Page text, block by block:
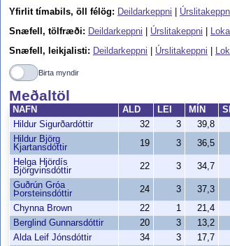
Yfirlit tímabils, öll félög: Deildarkeppni
Snæfell, tölfræði: Deildarkeppni Úrslitakeppni
Snæfell, leikjalisti: Deildarkeppni Úrslitakeppni
Birta myndir
Meðaltöl
NAFN ALD LEI MÍN
Hildur Sigurðardóttir
32 3 39,8
Hildur Björg
Kjartansdóttir
19 3 36,5
Helga Hjördís
Björgvinsdóttir
22 3 34,7
Guðrún Gróa
Þorsteinsdóttir
24 3 37,3
Chynna Brown
22 1 21,4
Berglind Gunnarsdóttir
20 3 13,2
Alda Leif Jónsdóttir
34 3 17,7